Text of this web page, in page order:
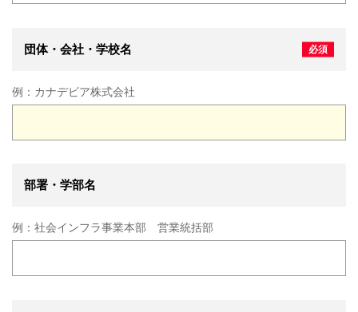
団体・会社・学校名
例： カナデビア株式会社
部署・学部名
例： 社会インフラ事業本部 営業統括部